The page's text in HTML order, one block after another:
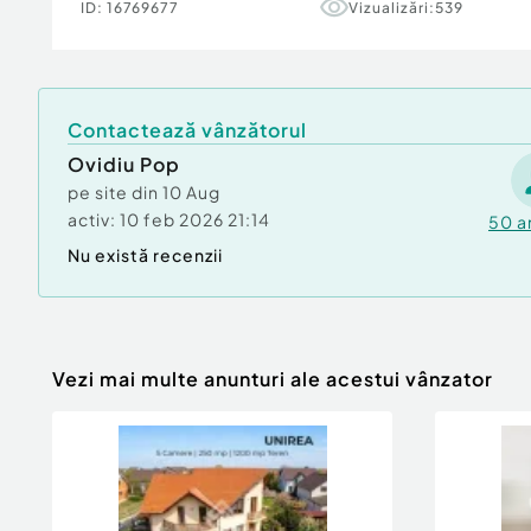
Stadiu: Se vinde exact conform fotografiilor,
Număr Băi:2
Nr. locuri parcare:2
Curent
Apă
Canalizare
Demisol
ID: 16769677 Vizualizări:539
Contactează vânzătorul
Ovidiu Pop
pe site din 10 Aug
activ: 10 feb 2026 21:14 50
Nu există recenzii
Vezi mai multe anunturi ale acestui vânzator